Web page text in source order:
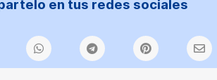
en tus redes sociales